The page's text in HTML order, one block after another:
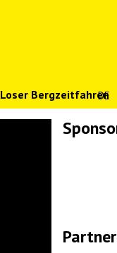
Loser Bergzeitfahren
DE